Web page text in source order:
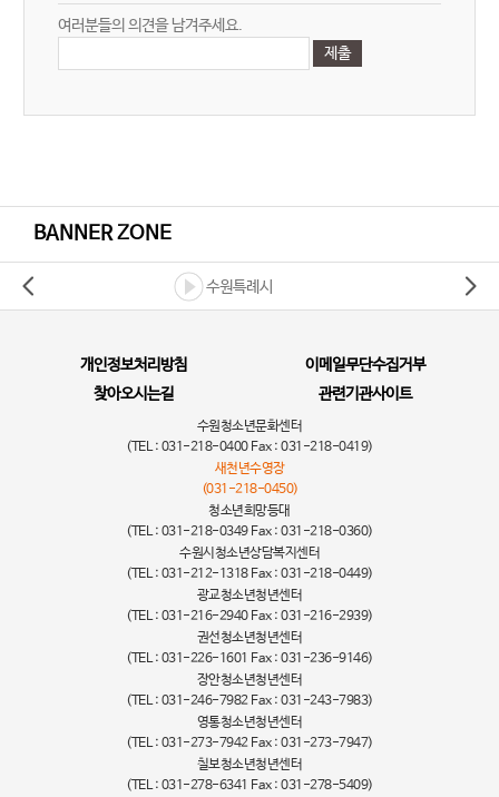
여러분들의 의견을 남겨주세요.
BANNER ZONE
수원특례시
개인정보처리방침
이메일무단수집거부
찾아오시는길
관련기관사이트
수원청소년문화센터
(TEL : 031-218-0400 Fax : 031-218-0419)
새천년수영장
(031-218-0450)
청소년희망등대
(TEL : 031-218-0349 Fax : 031-218-0360)
수원시청소년상담복지센터
(TEL : 031-212-1318 Fax : 031-218-0449)
광교청소년청년센터
(TEL : 031-216-2940 Fax : 031-216-2939)
권선청소년청년센터
(TEL : 031-226-1601 Fax : 031-236-9146)
장안청소년청년센터
(TEL : 031-246-7982 Fax : 031-243-7983)
영통청소년청년센터
(TEL : 031-273-7942 Fax : 031-273-7947)
칠보청소년청년센터
(TEL : 031-278-6341 Fax : 031-278-5409)